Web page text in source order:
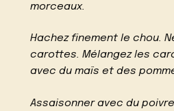
morceaux.
Hachez finement le chou.
carottes. Mélangez les
avec du maïs et des
Assaisonner avec du